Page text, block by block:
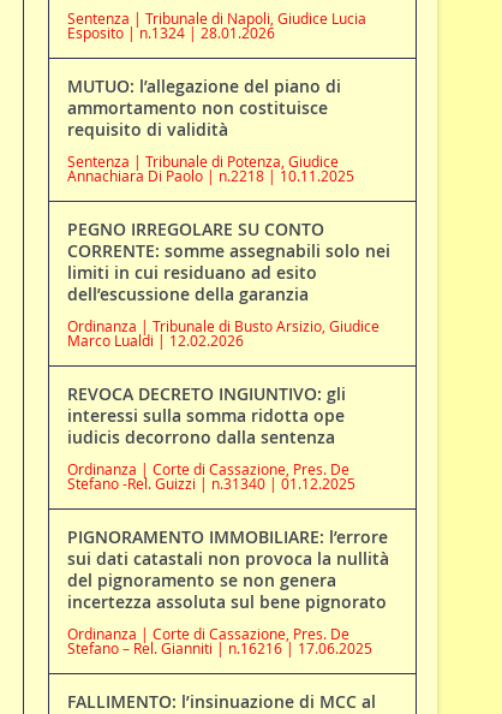
Sentenza | Tribunale di Napoli, Giudice Lucia
Esposito | n.1324 | 28.01.2026
MUTUO: l’allegazione del piano di
ammortamento non costituisce
requisito di validità
Sentenza | Tribunale di Potenza, Giudice
Annachiara Di Paolo | n.2218 | 10.11.2025
PEGNO IRREGOLARE SU CONTO
CORRENTE: somme assegnabili solo nei
limiti in cui residuano ad esito
dell’escussione della garanzia
Ordinanza | Tribunale di Busto Arsizio, Giudice
Marco Lualdi | 12.02.2026
REVOCA DECRETO INGIUNTIVO: gli
interessi sulla somma ridotta ope
iudicis decorrono dalla sentenza
Ordinanza | Corte di Cassazione, Pres. De
Stefano -Rel. Guizzi | n.31340 | 01.12.2025
PIGNORAMENTO IMMOBILIARE: l’errore
sui dati catastali non provoca la nullità
del pignoramento se non genera
incertezza assoluta sul bene pignorato
Ordinanza | Corte di Cassazione, Pres. De
Stefano – Rel. Gianniti | n.16216 | 17.06.2025
FALLIMENTO: l’insinuazione di MCC al